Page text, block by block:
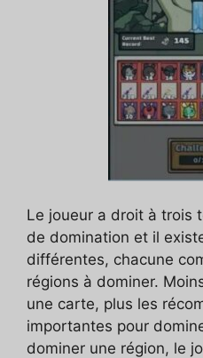
Le joueur a droit à trois
de domination et il
différentes, chacune
régions à dominer.
une carte, plus les
importantes pour
dominer une région, le